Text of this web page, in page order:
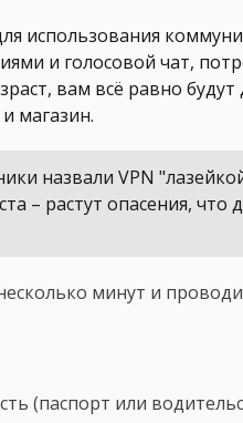
использования
и голосовой чат,
вам всё равно
магазин.
назвали VPN
– растут опасения, что
минут и
(паспорт или